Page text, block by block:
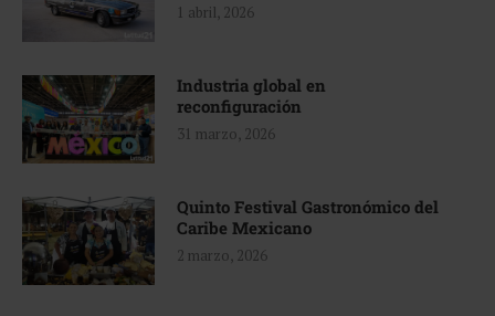
1 abril, 2026
Industria global en
reconfiguración
31 marzo, 2026
Quinto Festival Gastronómico del
Caribe Mexicano
2 marzo, 2026